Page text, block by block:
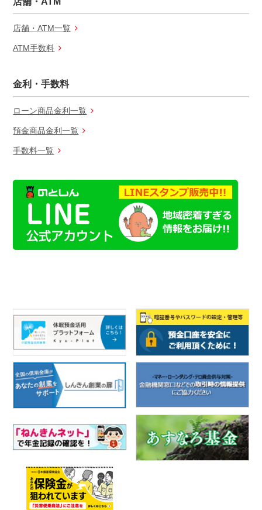
店舗・ATM一覧
ATM手数料
金利・手数料
ローン商品金利一覧
預金商品金利一覧
手数料一覧